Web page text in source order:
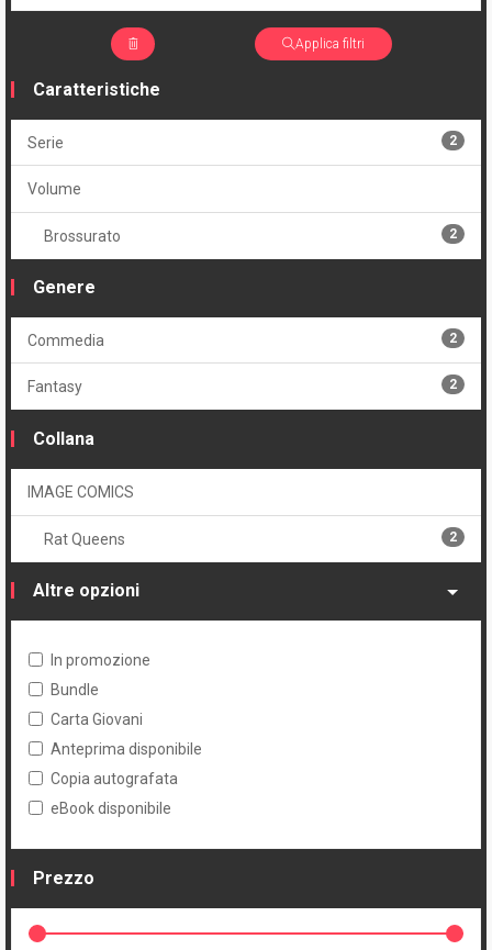
Applica filtri
Caratteristiche
Serie 2
Volume
Brossurato 2
Genere
Commedia 2
Fantasy 2
Collana
IMAGE COMICS
Rat Queens 2
Altre opzioni
In promozione
Bundle
Carta Giovani
Anteprima disponibile
Copia autografata
eBook disponibile
Prezzo